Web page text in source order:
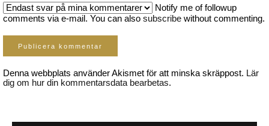
Notify me of followup
comments via e-mail. You can also subscribe without commenting.
Denna webbplats använder Akismet för att minska skräppost. Lär
dig om hur din kommentarsdata bearbetas.